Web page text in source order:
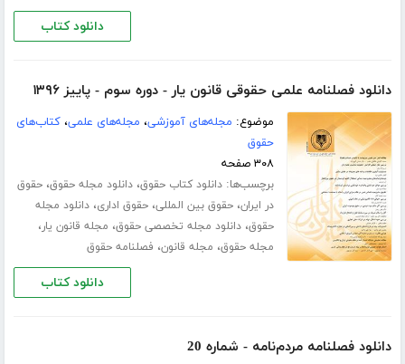
دانلود کتاب
دانلود فصلنامه علمی حقوقی قانون یار - دوره سوم - پاییز ۱۳۹۶
موضوع: مجله‌های آموزشی، مجله‌های علمی،کتاب‌های
حقوق
۳۰۸ صفحه
برچسب‌ها:دانلود کتاب حقوق،دانلود مجله حقوق،حقوق
در ایران،حقوق بین المللی،حقوق اداری،دانلود مجله
حقوق،دانلود مجله تخصصی حقوق، مجله قانون یار،
مجله حقوق، مجله قانون، فصلنامه حقوق
دانلود کتاب
دانلود فصلنامه مردم‌نامه - شماره 20